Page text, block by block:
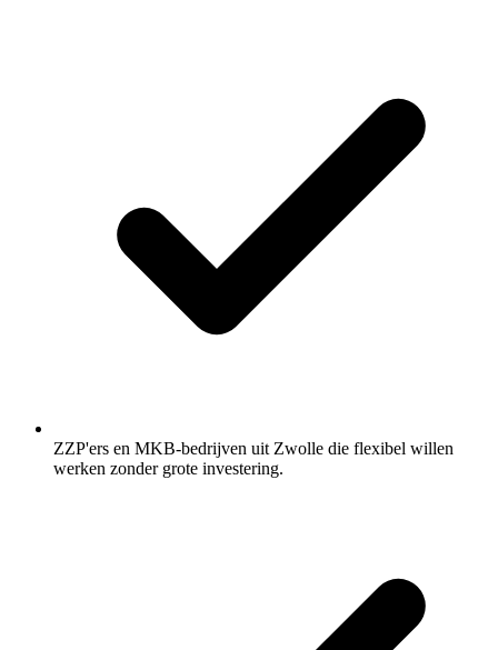
ZZP'ers en MKB-bedrijven uit Zwolle die flexibel willen
werken zonder grote investering.